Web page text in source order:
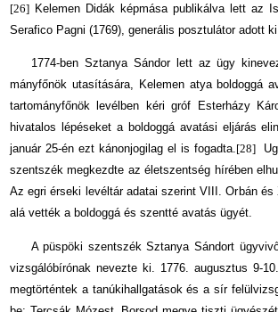
[26] Kelemen Didák képmása publikálva lett az
Serafico Pagni (1769), generális posztulátor adott ki.
1774-ben Sztanya Sándor lett az ügy
mányfőnök utasítására, Kelemen atya bol­doggá
tartományfőnök levélben kéri gróf Esterházy
hivatalos lépéseket a bol­doggá avatási eljárás
január 25-én ezt kánonjogilag el is fogadta.[28]
szentszék megkezdte az életszentség hírében
Az egri érseki levéltár adatai szerint VIII. Orbán
alá vették a boldoggá és szentté avatás ügyét.
A püspöki szentszék Sztanya Sándort
vizsgálóbírónak nevezte ki. 1776. augusztus 9-
megtörténtek a tanúkihallgatások és a sír